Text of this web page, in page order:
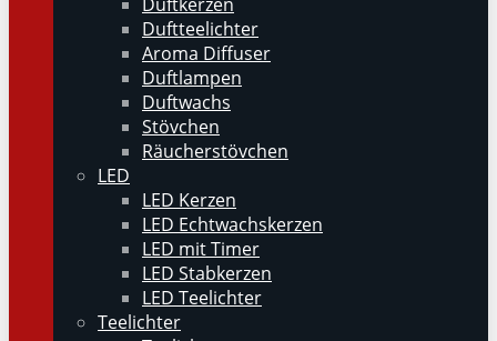
Duftteelichter
Aroma Diffuser
Duftlampen
Duftwachs
Stövchen
Räucherstövchen
LED
LED Kerzen
LED Echtwachskerzen
LED mit Timer
LED Stabkerzen
LED Teelichter
Teelichter